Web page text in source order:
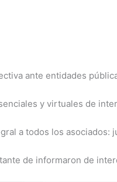
ante entidades
y virtuales de
a todos los asociados:
de informaron de